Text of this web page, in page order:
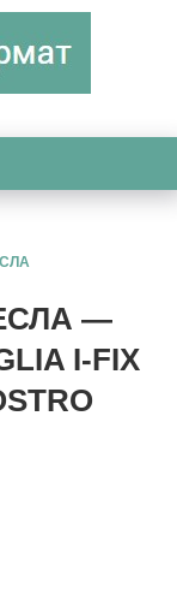
—
I-FIX